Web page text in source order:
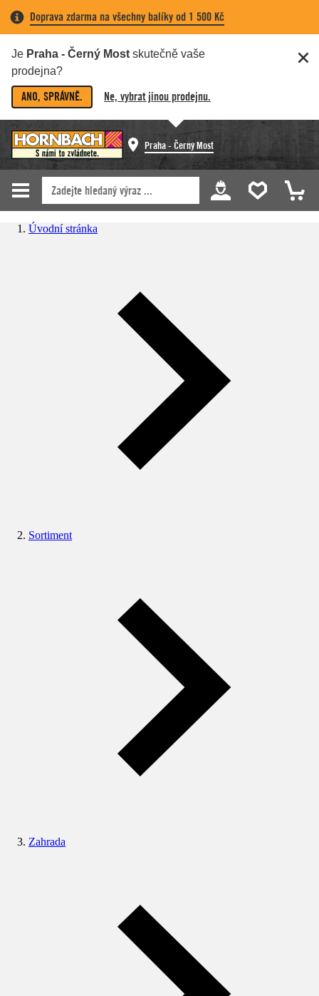
Doprava zdarma na všechny balíky od 1 500 Kč
Je Praha - Černý Most skutečně vaše
prodejna?
ANO, SPRÁVNĚ. Ne, vybrat jinou prodejnu.
Praha - Černý Most
Úvodní stránka
Sortiment
Zahrada